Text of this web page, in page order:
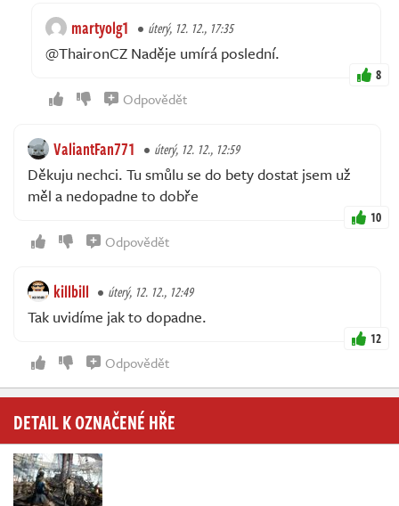
martyolg1 úterý, 12. 12., 17:35
@ThaironCZ Naděje umírá poslední.
8
Odpovědět
ValiantFan771 úterý, 12. 12., 12:59
Děkuju nechci. Tu smůlu se do bety dostat jsem už
měl a nedopadne to dobře
10
Odpovědět
killbill úterý, 12. 12., 12:49
Tak uvidíme jak to dopadne.
12
Odpovědět
DETAIL K OZNAČENÉ HŘE